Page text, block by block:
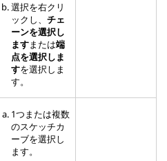
選択を右クリ
ックし、 チェ
ーンを選択し
ますまたは端
点を選択しま
すを選択しま
す。
1つまたは複数
のスケッチカ
ーブを選択し
ます。